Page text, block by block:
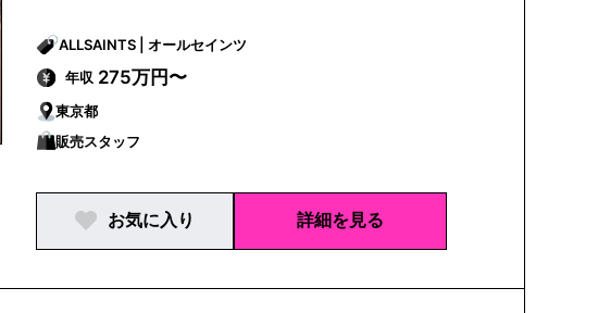
ALLSAINTS | オールセインツ
年収 275万円〜
東京都
販売スタッフ
お気に入り 詳細を見る